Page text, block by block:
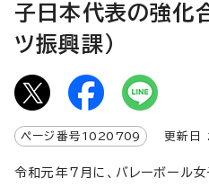
子日本代表の強化
ツ振興課）
ページ番号 1020709 更新日
令和元年7月に、バレーボール